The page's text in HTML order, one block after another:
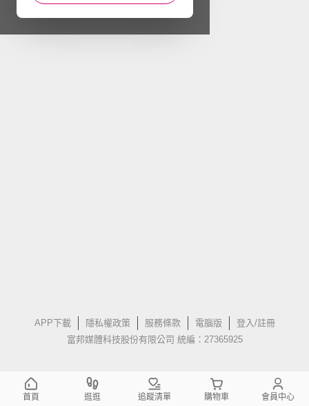
APP下載 隱私權政策 服務條款 電腦版
登入/註冊
富邦媒體科技股份有限公司 統編：27365925
首頁 逛逛 追蹤清單 購物車 會員中心